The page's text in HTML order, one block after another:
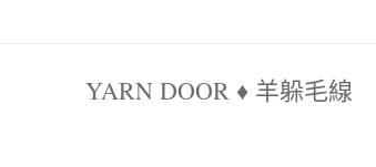
YARN DOOR ♦ 羊躲毛線